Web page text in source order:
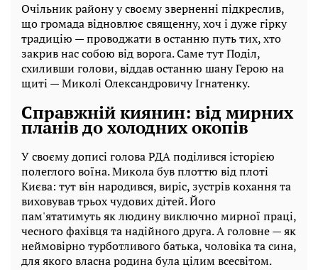
Очільник району у своєму зверненні підкреслив,
що громада відновлює священну, хоч і дуже гірку
традицію — проводжати в останню путь тих, хто
закрив нас собою від ворога. Саме тут Поділ,
схиливши голови, віддав останню шану Герою на
щиті — Миколі Олександровичу Ігнатенку.
Справжній киянин: від мирних
планів до холодних окопів
У своєму дописі голова РДА поділився історією
полеглого воїна. Микола був плоттю від плоті
Києва: тут він народився, виріс, зустрів кохання та
виховував трьох чудових дітей. Його
пам'ятатимуть як людину виключно мирної праці,
чесного фахівця та надійного друга. А головне — як
неймовірно турботливого батька, чоловіка та сина,
для якого власна родина була цілим всесвітом.